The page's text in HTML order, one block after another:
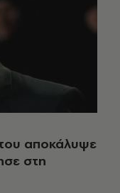
αποκάλυψε
στη